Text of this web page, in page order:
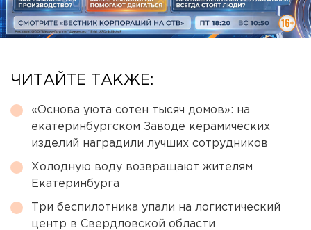
ЧИТАЙТЕ ТАКЖЕ:
«Основа уюта сотен тысяч домов»: на
екатеринбургском Заводе керамических
изделий наградили лучших сотрудников
Холодную воду возвращают жителям
Екатеринбурга
Три беспилотника упали на логистический
центр в Свердловской области